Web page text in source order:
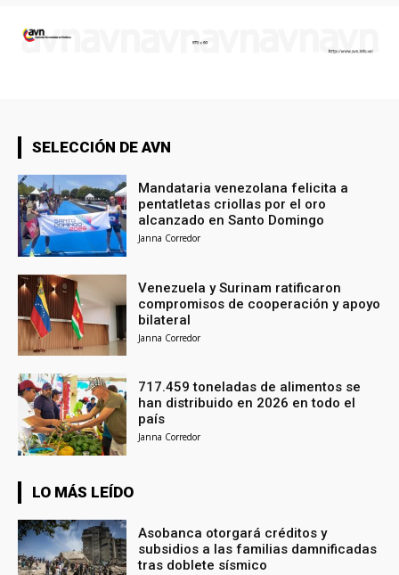
SELECCIÓN DE AVN
Mandataria venezolana felicita a
pentatletas criollas por el oro
alcanzado en Santo Domingo
Janna Corredor
Venezuela y Surinam ratificaron
compromisos de cooperación y apoyo
bilateral
Janna Corredor
717.459 toneladas de alimentos se
han distribuido en 2026 en todo el
país
Janna Corredor
LO MÁS LEÍDO
Asobanca otorgará créditos y
subsidios a las familias damnificadas
tras doblete sísmico